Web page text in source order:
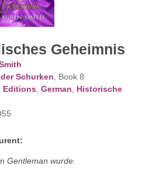
Geheimnis
Schurken , Book 8
Editions German
Historische
Gentleman wurde.